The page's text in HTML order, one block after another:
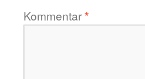
Kommentar*